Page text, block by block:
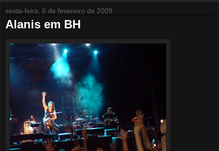
sexta-feira, 6 de fevereiro de 2009
Alanis em BH